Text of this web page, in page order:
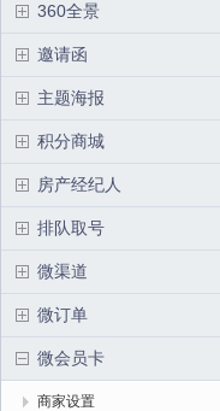
360全景
邀请函
主题海报
积分商城
房产经纪人
排队取号
微渠道
微订单
微会员卡
商家设置